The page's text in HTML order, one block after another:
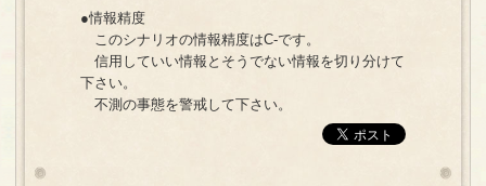
●情報精度
このシナリオの情報精度はC-です。
信用していい情報とそうでない情報を切り分けて
下さい。
不測の事態を警戒して下さい。